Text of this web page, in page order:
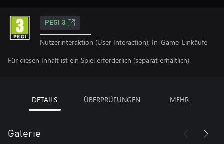
PEGI 3
Nutzerinteraktion (User Interaction), In-Game-Einkäufe
Für diesen Inhalt ist ein Spiel erforderlich (separat erhältlich).
DETAILS ÜBERPRÜFUNGEN MEHR
Galerie